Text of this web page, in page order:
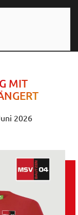
MIT
2026